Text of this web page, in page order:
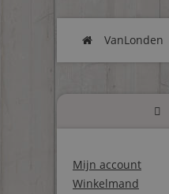
VanLonden
Mijn account
Winkelmand